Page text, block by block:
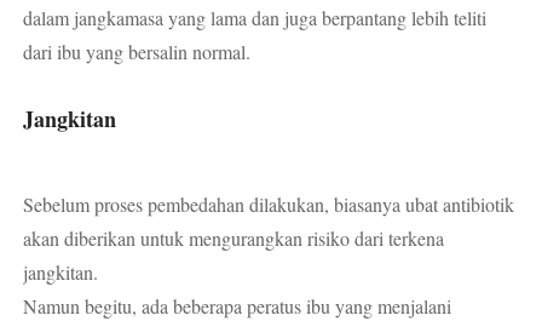
dalam jangkamasa yang lama dan juga berpantang lebih teliti
dari ibu yang bersalin normal.
Jangkitan
Sebelum proses pembedahan dilakukan, biasanya ubat antibiotik
akan diberikan untuk mengurangkan risiko dari terkena
jangkitan.
Namun begitu, ada beberapa peratus ibu yang menjalani